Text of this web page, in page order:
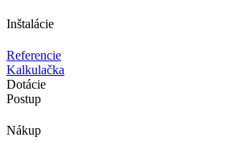
Inštalácie
Referencie
Kalkulačka
Dotácie
Postup
Nákup